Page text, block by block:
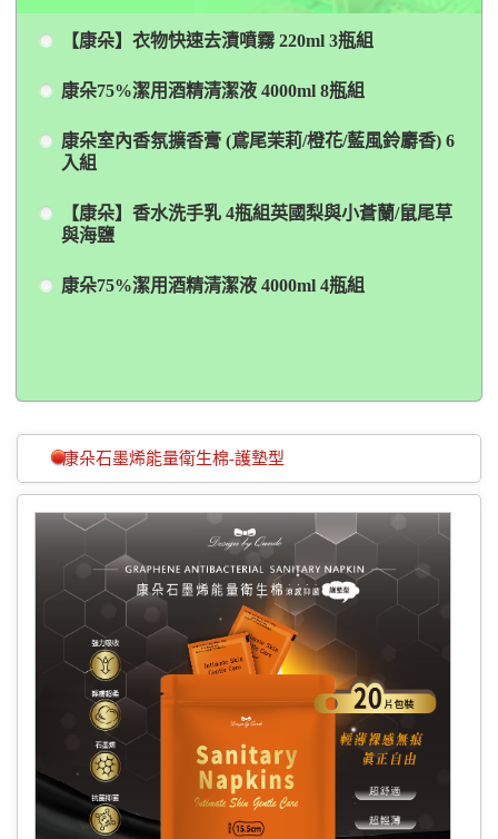
【康朵】衣物快速去漬噴霧 220ml 3瓶組
康朵75%潔用酒精清潔液 4000ml 8瓶組
康朵室內香氛擴香膏 (鳶尾茉莉/橙花/藍風鈴麝香) 6
入組
【康朵】香水洗手乳 4瓶組英國梨與小蒼蘭/鼠尾草
與海鹽
康朵75%潔用酒精清潔液 4000ml 4瓶組
康朵石墨烯能量衛生棉-護墊型